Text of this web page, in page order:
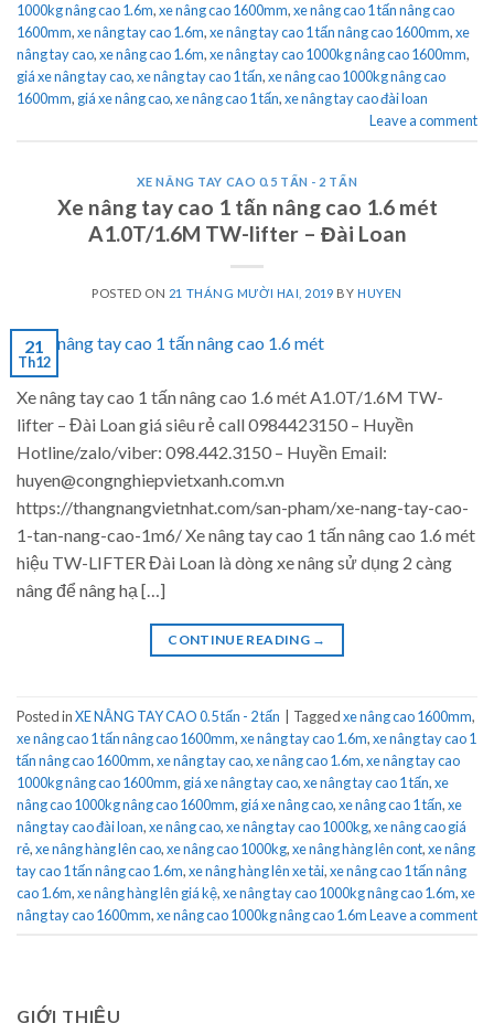
1000kg nâng cao 1.6m,xe nâng cao 1600mm,xe nâng cao 1 tấn nâng cao
1600mm,xe nâng tay cao 1.6m,xe nâng tay cao 1 tấn nâng cao 1600mm,xe
nâng tay cao,xe nâng cao 1.6m,xe nâng tay cao 1000kg nâng cao 1600mm,
giá xe nâng tay cao,xe nâng tay cao 1 tấn,xe nâng cao 1000kg nâng cao
1600mm, giá xe nâng cao,xe nâng cao 1 tấn,xe nâng tay cao đài loan
Leave a comment
XE NÂNG TAY CAO 0.5 TẤN - 2 TẤN
Xe nâng tay cao 1 tấn nâng cao 1.6 mét
A1.0T/1.6M TW-lifter – Đài Loan
POSTED ON 21 THÁNG MƯỜI HAI, 2019 BY HUYEN
21
Th12
Xe nâng tay cao 1 tấn nâng cao 1.6 mét A1.0T/1.6M TW-
lifter – Đài Loan giá siêu rẻ call 0984423150 – Huyền
Hotline/zalo/viber: 098.442.3150 – Huyền Email:
huyen@congnghiepvietxanh.com.vn
https://thangnangvietnhat.com/san-pham/xe-nang-tay-cao-
1-tan-nang-cao-1m6/ Xe nâng tay cao 1 tấn nâng cao 1.6 mét
hiệu TW-LIFTER Đài Loan là dòng xe nâng sử dụng 2 càng
nâng để nâng hạ […]
CONTINUE READING →
Posted inXE NÂNG TAY CAO 0.5 tấn - 2 tấn | Taggedxe nâng cao 1600mm,
xe nâng cao 1 tấn nâng cao 1600mm,xe nâng tay cao 1.6m,xe nâng tay cao 1
tấn nâng cao 1600mm,xe nâng tay cao,xe nâng cao 1.6m,xe nâng tay cao
1000kg nâng cao 1600mm, giá xe nâng tay cao,xe nâng tay cao 1 tấn,xe
nâng cao 1000kg nâng cao 1600mm, giá xe nâng cao,xe nâng cao 1 tấn,xe
nâng tay cao đài loan,xe nâng cao,xe nâng tay cao 1000kg,xe nâng cao giá
rẻ,xe nâng hàng lên cao,xe nâng cao 1000kg,xe nâng hàng lên cont,xe nâng
tay cao 1 tấn nâng cao 1.6m,xe nâng hàng lên xe tải,xe nâng cao 1 tấn nâng
cao 1.6m,xe nâng hàng lên giá kệ,xe nâng tay cao 1000kg nâng cao 1.6m,xe
nâng tay cao 1600mm,xe nâng cao 1000kg nâng cao 1.6mLeave a comment
GIỚI THIỆU